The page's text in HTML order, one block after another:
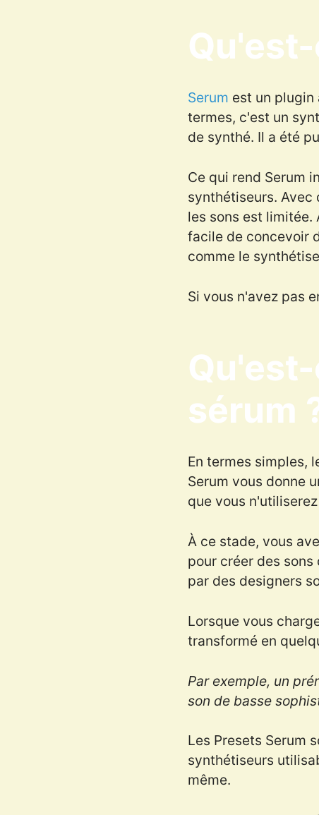
Serum est un plugin
termes, c'est un
de synthé. Il a été
Ce qui rend Serum
synthétiseurs.
les sons est limitée.
facile de concevoir
comme le
Si vous n'avez pas
sérum
En termes simples,
Serum vous donne
que vous
À ce stade, vous
pour créer des
par des designers
Lorsque vous
transformé en
Par exemple, un
son de basse
Les Presets Serum
synthétiseurs
même.